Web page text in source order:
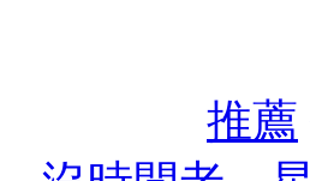
推薦